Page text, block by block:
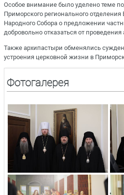
Особое внимание было уделено теме
Приморского регионального отделения
Народного Собора о предложении
добровольно отказаться от проведения
Также архипастыри обменялись
устроения церковной жизни в
Фотогалерея